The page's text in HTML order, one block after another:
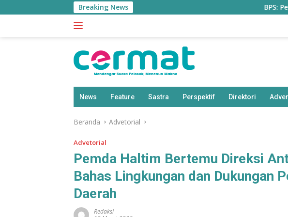
ke
Breaking News BPS: Penduduk
News Feature Sastra Perspektif Direktori
Beranda Advetorial
Advetorial
Pemda Haltim Bertemu Direksi
Bahas Lingkungan dan Dukungan
Daerah
Redaksi